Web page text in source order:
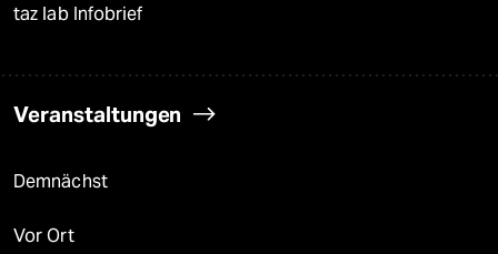
taz lab Infobrief
Veranstaltungen
Demnächst
Vor Ort